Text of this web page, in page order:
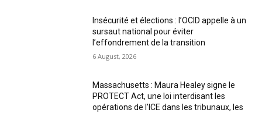
Insécurité et élections : l’OCID appelle à un
sursaut national pour éviter
l’effondrement de la transition
6 August, 2026
Massachusetts : Maura Healey signe le
PROTECT Act, une loi interdisant les
opérations de l’ICE dans les tribunaux, les